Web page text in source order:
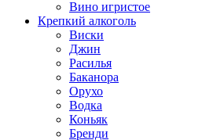
Вино игристое
Крепкий алкоголь
Виски
Джин
Расилья
Баканора
Орухо
Водка
Коньяк
Бренди